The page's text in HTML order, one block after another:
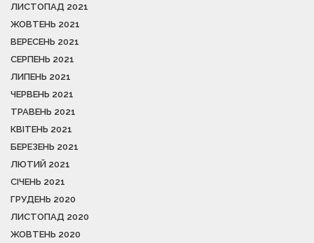
ЛИСТОПАД 2021
ЖОВТЕНЬ 2021
ВЕРЕСЕНЬ 2021
СЕРПЕНЬ 2021
ЛИПЕНЬ 2021
ЧЕРВЕНЬ 2021
ТРАВЕНЬ 2021
КВІТЕНЬ 2021
БЕРЕЗЕНЬ 2021
ЛЮТИЙ 2021
СІЧЕНЬ 2021
ГРУДЕНЬ 2020
ЛИСТОПАД 2020
ЖОВТЕНЬ 2020